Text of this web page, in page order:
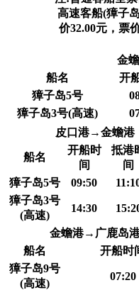
高速客船(獐子
价32.00元，票
金
船名
开
獐子岛5号
獐子岛3号(高速)
皮口港→金蟾港
船名
开船时
间
抵港
间
獐子岛5号 09:50
獐子岛3号
(高速)
14:30
金蟾港→广鹿岛
船名
开船时
獐子岛9号
(高速)
07:20